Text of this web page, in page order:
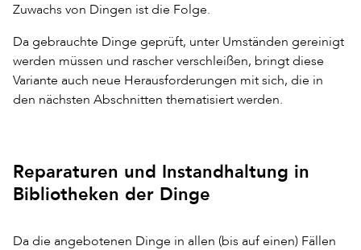
Zuwachs von Dingen ist die Folge.
Da gebrauchte Dinge geprüft, unter Umständen gereinigt
werden müssen und rascher verschleißen, bringt diese
Variante auch neue Herausforderungen mit sich, die in
den nächsten Abschnitten thematisiert werden.
Reparaturen und Instandhaltung in
Bibliotheken der Dinge
Da die angebotenen Dinge in allen (bis auf einen) Fällen